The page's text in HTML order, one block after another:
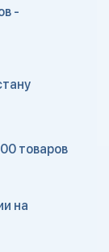
-
товаров
на